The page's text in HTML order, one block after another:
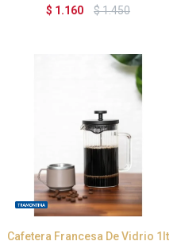
$ 1.160 $1.450
Cafetera Francesa De Vidrio 1lt